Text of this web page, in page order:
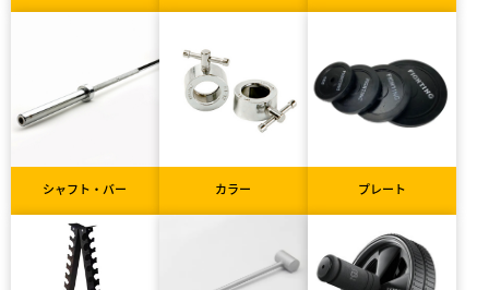
シャフト・バー カラー プレート